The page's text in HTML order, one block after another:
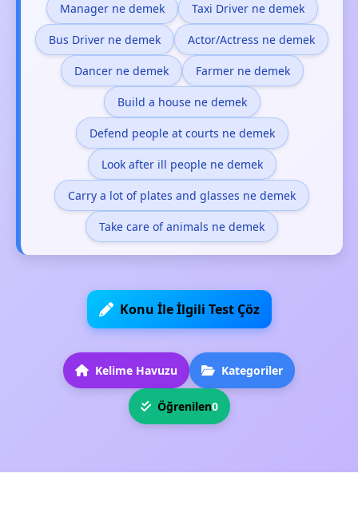
Manager ne demek Taxi Driver ne demek
Bus Driver ne demek Actor/Actress ne demek
Dancer ne demek Farmer ne demek
Build a house ne demek
Defend people at courts ne demek
Look after ill people ne demek
Carry a lot of plates and glasses ne demek
Take care of animals ne demek
Konu İle İlgili Test Çöz
Kelime Havuzu Kategoriler
Öğrenilen0